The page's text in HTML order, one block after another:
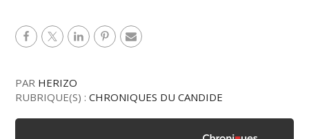
PAR HERIZO
RUBRIQUE(S) :CHRONIQUES DU CANDIDE